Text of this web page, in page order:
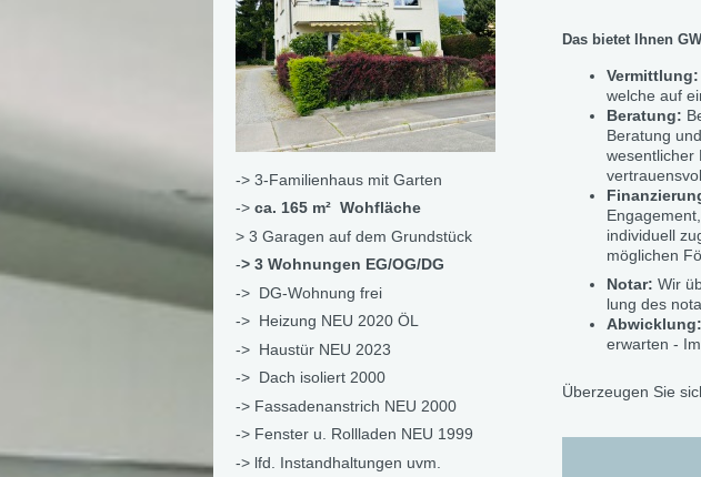
Das bietet Ihnen
Vermittlung:
welche auf
Beratung:
Beratung
wesentlicher
individuell
möglichen
Notar: Wir
lung des
Abwicklung:
erwarten -
Überzeugen Sie
-> 3-Familienhaus mit Garten
-> ca. 165 m² Wohfläche
> 3 Garagen auf dem Grundstück
-> 3 Wohnungen EG/OG/DG
-> DG-Wohnung frei
-> Heizung NEU 2020 ÖL
-> Haustür NEU 2023
-> Dach isoliert 2000
-> Fassadenanstrich NEU 2000
-> Fenster u. Rollladen NEU 1999
-> lfd. Instandhaltungen uvm.